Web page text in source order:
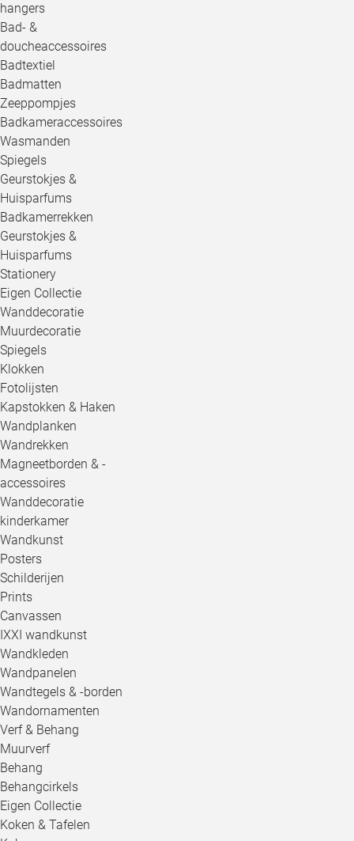
hangers
Bad- &
doucheaccessoires
Badtextiel
Badmatten
Zeeppompjes
Badkameraccessoires
Wasmanden
Spiegels
Geurstokjes &
Huisparfums
Badkamerrekken
Geurstokjes &
Huisparfums
Stationery
Eigen Collectie
Wanddecoratie
Muurdecoratie
Spiegels
Klokken
Fotolijsten
Kapstokken & Haken
Wandplanken
Wandrekken
Magneetborden & -
accessoires
Wanddecoratie
kinderkamer
Wandkunst
Posters
Schilderijen
Prints
Canvassen
IXXI wandkunst
Wandkleden
Wandpanelen
Wandtegels & -borden
Wandornamenten
Verf & Behang
Muurverf
Behang
Behangcirkels
Eigen Collectie
Koken & Tafelen